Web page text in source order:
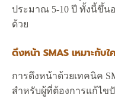
ประมาณ 5-10 ปี ทั้งนี้ขึ้น
ด้วย
ดึงหน้า SMAS เหมาะกับใ
การดึงหน้าด้วยเทคนิค
สำหรับผู้ที่ต้องการแก้ไ